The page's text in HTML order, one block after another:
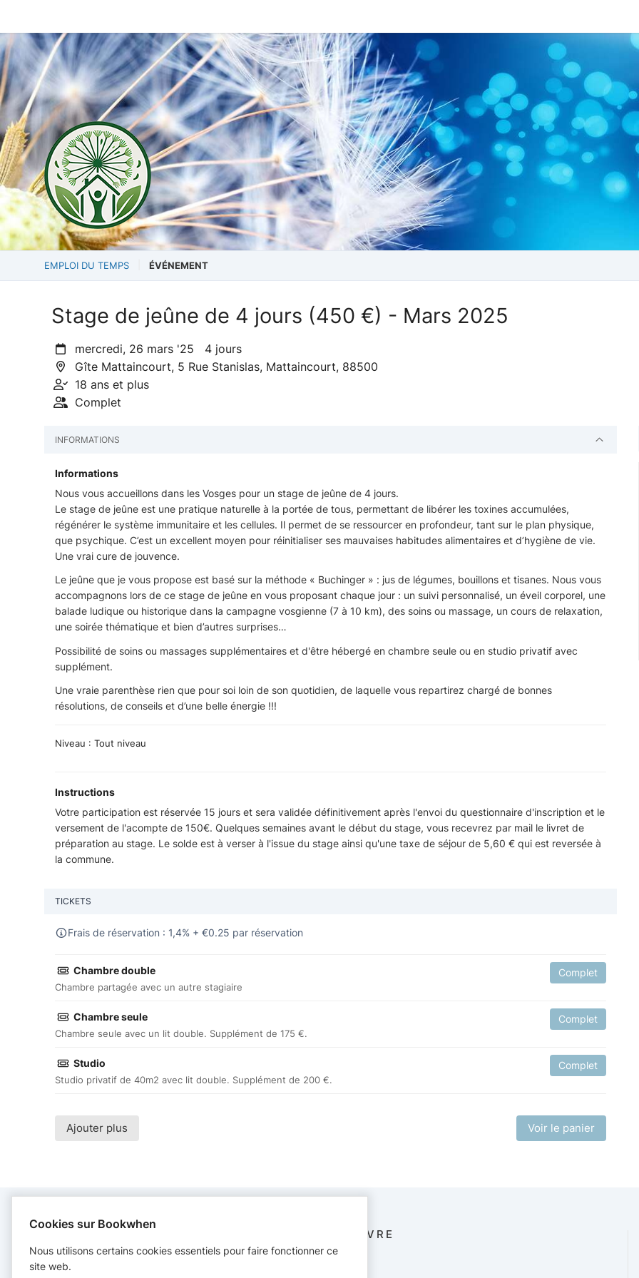
EMPLOI DU TEMPS ÉVÉNEMENT
Stage de jeûne de 4 jours (450 €) - Mars 2025
mercredi, 26 mars '25 4 jours
Gîte Mattaincourt, 5 Rue Stanislas, Mattaincourt, 88500
18 ans et plus
Complet
INFORMATIONS
Informations
Nous vous accueillons dans les Vosges pour un stage de jeûne de 4 jours.
Le stage de jeûne est une pratique naturelle à la portée de tous, permettant de libérer les toxines accumulées,
régénérer le système immunitaire et les cellules. Il permet de se ressourcer en profondeur, tant sur le plan physique,
que psychique. C’est un excellent moyen pour réinitialiser ses mauvaises habitudes alimentaires et d’hygiène de vie.
Une vrai cure de jouvence.
Le jeûne que je vous propose est basé sur la méthode « Buchinger » : jus de légumes, bouillons et tisanes. Nous vous
accompagnons lors de ce stage de jeûne en vous proposant chaque jour : un suivi personnalisé, un éveil corporel, une
balade ludique ou historique dans la campagne vosgienne (7 à 10 km), des soins ou massage, un cours de relaxation,
une soirée thématique et bien d’autres surprises…
Possibilité de soins ou massages supplémentaires et d'être hébergé en chambre seule ou en studio privatif avec
supplément.
Une vraie parenthèse rien que pour soi loin de son quotidien, de laquelle vous repartirez chargé de bonnes
résolutions, de conseils et d’une belle énergie !!!
Niveau : Tout niveau
Instructions
Votre participation est réservée 15 jours et sera validée définitivement après l'envoi du questionnaire d'inscription et le
versement de l'acompte de 150€. Quelques semaines avant le début du stage, vous recevrez par mail le livret de
préparation au stage. Le solde est à verser à l'issue du stage ainsi qu'une taxe de séjour de 5,60 € qui est reversée à
la commune.
TICKETS
Frais de réservation : 1,4% + €0.25 par réservation
Chambre double
Chambre partagée avec un autre stagiaire
Complet
Chambre seule
Chambre seule avec un lit double. Supplément de 175 €.
Complet
Studio
Studio privatif de 40m2 avec lit double. Supplément de 200 €.
Complet
Ajouter plus Voir le panier
Les jardins de Qiara
SUIVRE
Cookies sur Bookwhen
Nous utilisons certains cookies essentiels pour faire fonctionner ce
site web.